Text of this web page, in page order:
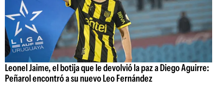
Leonel Jaime, el botija que le devolvió la paz a Diego Aguirre:
Peñarol encontró a su nuevo Leo Fernández